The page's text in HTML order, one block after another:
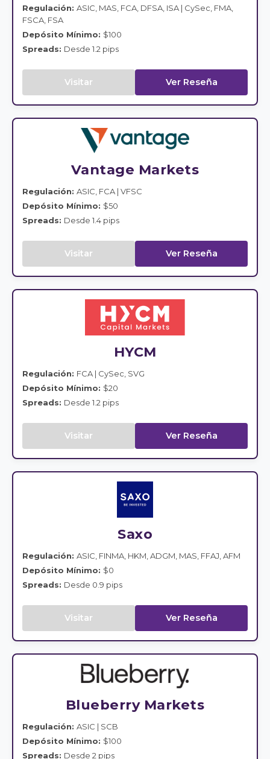
Regulación: ASIC, MAS, FCA, DFSA, ISA | CySec, FMA,
FSCA, FSA
Depósito Mínimo: $100
Spreads: Desde 1.2 pips
Visitar Ver Reseña
Vantage Markets
Regulación: ASIC, FCA | VFSC
Depósito Mínimo: $50
Spreads: Desde 1.4 pips
Visitar Ver Reseña
HYCM
Regulación: FCA | CySec, SVG
Depósito Mínimo: $20
Spreads: Desde 1.2 pips
Visitar Ver Reseña
Saxo
Regulación: ASIC, FINMA, HKM, ADGM, MAS, FFAJ, AFM
Depósito Mínimo: $0
Spreads: Desde 0.9 pips
Visitar Ver Reseña
Blueberry Markets
Regulación: ASIC | SCB
Depósito Mínimo: $100
Spreads: Desde 2 pips